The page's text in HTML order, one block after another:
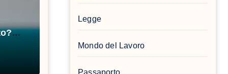
Legge
Mondo del Lavoro